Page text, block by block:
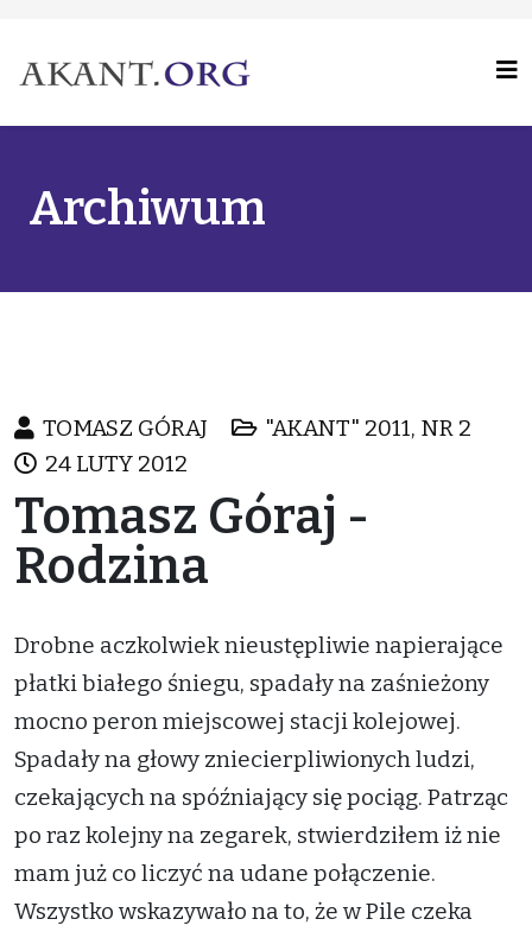
Archiwum
TOMASZ GÓRAJ
"AKANT" 2011, NR 2
24 LUTY 2012
Tomasz Góraj -
Rodzina
Drobne aczkolwiek nieustępliwie napierające
płatki białego śniegu, spadały na zaśnieżony
mocno peron miejscowej stacji kolejowej.
Spadały na głowy zniecierpliwionych ludzi,
czekających na spóźniający się pociąg. Patrząc
po raz kolejny na zegarek, stwierdziłem iż nie
mam już co liczyć na udane połączenie.
Wszystko wskazywało na to, że w Pile czeka